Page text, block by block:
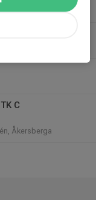
C
Åkersberga